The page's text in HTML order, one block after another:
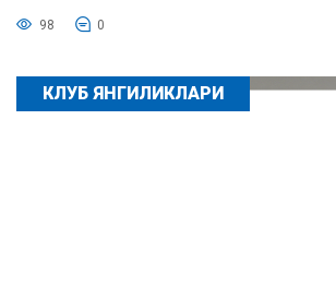
98 0
КЛУБ ЯНГИЛИКЛАРИ